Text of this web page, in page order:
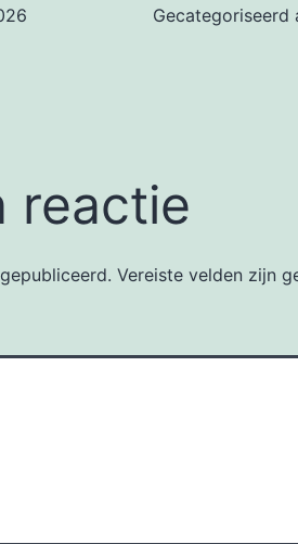
Gecategoriseerd
reactie
Vereiste velden zijn